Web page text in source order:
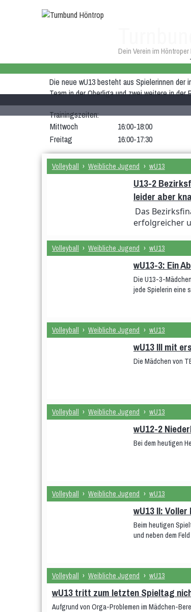
Dein Verein im Höntroper
Die neue wU13 besteht aus Spielerinnen der
Team in der Oberliga und zwei weitere in
Trainingszeiten:
Mittwoch
16:00-18:00
Freitag
16:00-17:30
Volleyball › Weibliche Jugend › wU13
U13-2
leider aber
Das
erfolgreicher
Volleyball › Weibliche Jugend › wU13
wU13-3: Ein
Die U13-3-
jede Spielerin eine
Volleyball › Weibliche Jugend › wU13
wU13 III mit
Die Mädchen von
Volleyball › Weibliche Jugend › wU13
wU12-2
Bei dem heutigen
Volleyball › Weibliche Jugend › wU13
wU13 II:
Beim heutigen
und neben dem
Volleyball › Weibliche Jugend › wU13
wU13 tritt zum letzten Spieltag
Aufgrund von Orga-Problemen im Mädchen-